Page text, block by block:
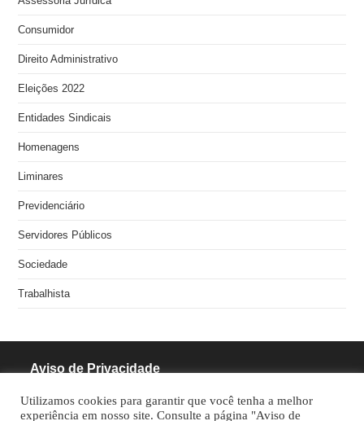
Consumidor
Direito Administrativo
Eleições 2022
Entidades Sindicais
Homenagens
Liminares
Previdenciário
Servidores Públicos
Sociedade
Trabalhista
Aviso de Privacidade
RODRIGUES PINHEIRO ADVOCACIA S/S
Utilizamos cookies para garantir que você tenha a melhor
experiência em nosso site. Consulte a página "Aviso de